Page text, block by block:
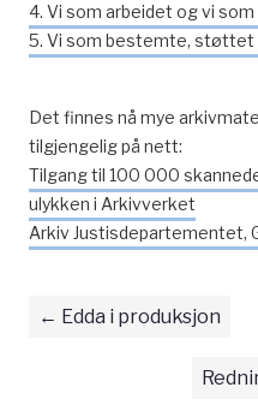
4. Vi som arbeidet og vi
5. Vi som bestemte, støttet
Det finnes nå mye
tilgjengelig på nett:
Tilgang til 100 000
ulykken i Arkivverket
Arkiv Justisdepartementet,
Edda i produksjon